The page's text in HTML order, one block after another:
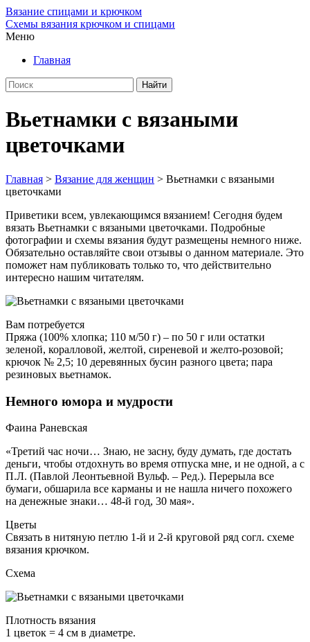
Вязание спицами и крючком
Схемы вязания крючком и спицами
Меню
Главная
Вьетнамки с вязаными
цветочками
Главная > Вязание для женщин > Вьетнамки с вязаными
цветочками
Приветики всем, увлекающимся вязанием! Сегодня будем
вязать Вьетнамки с вязаными цветочками. Подробные
фотографии и схемы вязания будут размещены немного ниже.
Обязательно оставляйте свои отзывы о данном материале. Это
поможет нам публиковать только то, что действительно
интересно нашим читателям.
Вам потребуется
Пряжа (100% хлопка; 110 м/50 г) – по 50 г или остатки
зеленой, коралловой, желтой, сиреневой и желто-розовой;
крючок № 2,5; 10 деревянных бусин разного цвета; пара
резиновых вьетнамок.
Немного юмора и мудрости
Фаина Раневская
«Третий час ночи… Знаю, не засну, буду думать, где достать
деньги, чтобы отдохнуть во время отпуска мне, и не одной, а с
П.Л. (Павлой Леонтьевной Вульф. – Ред.). Перерыла все
бумаги, обшарила все карманы и не нашла ничего похожего
на денежные знаки… 48-й год, 30 мая».
Цветы
Связать в нитяную петлю 1-й и 2-й круговой ряд согл. схеме
вязания крючком.
Схема
Плотность вязания
1 цветок = 4 см в диаметре.